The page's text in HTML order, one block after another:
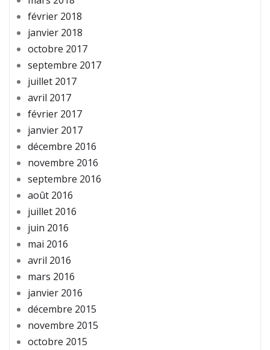
février 2018
janvier 2018
octobre 2017
septembre 2017
juillet 2017
avril 2017
février 2017
janvier 2017
décembre 2016
novembre 2016
septembre 2016
août 2016
juillet 2016
juin 2016
mai 2016
avril 2016
mars 2016
janvier 2016
décembre 2015
novembre 2015
octobre 2015